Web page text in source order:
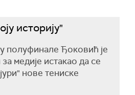
историју"
полуфинале Ђоковић је
медије истакао да се
нове тениске